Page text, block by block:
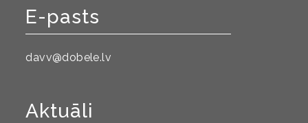
E-pasts
davv@dobele.lv
Aktuāli